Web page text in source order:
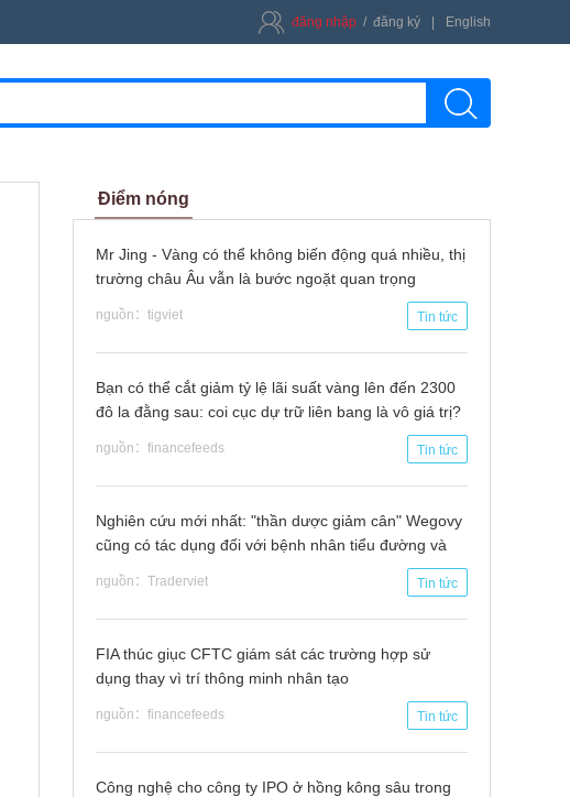
đăng nhập / đăng ký English
Điểm nóng
Mr Jing - Vàng có thể không biến động quá nhiều, thị
trường châu Âu vẫn là bước ngoặt quan trọng
nguồn：tigviet Tin tức
Bạn có thể cắt giảm tỷ lệ lãi suất vàng lên đến 2300
đô la đằng sau: coi cục dự trữ liên bang là vô giá trị?
nguồn：financefeeds Tin tức
Nghiên cứu mới nhất: "thần dược giảm cân" Wegovy
cũng có tác dụng đối với bệnh nhân tiểu đường và
nguồn：Traderviet Tin tức
FIA thúc giục CFTC giám sát các trường hợp sử
dụng thay vì trí thông minh nhân tạo
nguồn：financefeeds Tin tức
Công nghệ cho công ty IPO ở hồng kông sâu trong